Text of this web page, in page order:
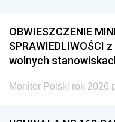
OBWIESZCZENIE
SPRAWIEDLIWOŚCI
wolnych
Monitor Polski rok 2026